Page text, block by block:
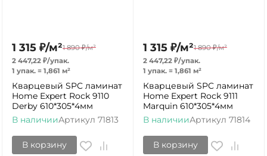
1 315 ₽/м²1 890 ₽/м²
2 447,22 ₽/упак.
1 упак. = 1,861 м²
Кварцевый SPC ламинат
Home Expert Rock 9110
Derby 610*305*4мм
В наличииАртикул 71813
В корзину
1 315 ₽/м²1 890 ₽/м²
2 447,22 ₽/упак.
1 упак. = 1,861 м²
Кварцевый SPC ламинат
Home Expert Rock 9111
Marquin 610*305*4мм
В наличииАртикул 71814
В корзину